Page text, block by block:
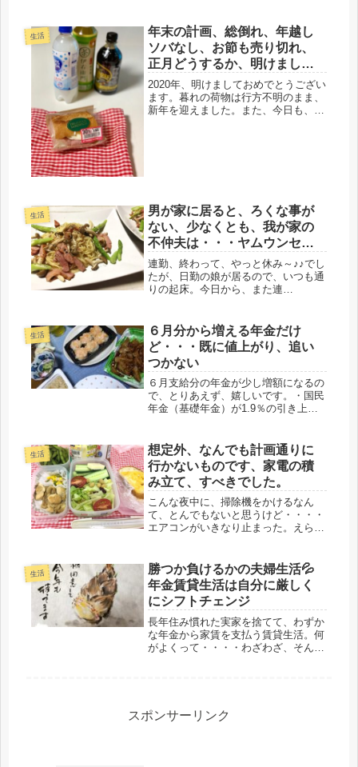
シートの確認をすると・・・・な、な
んと！蓬莱の冷凍豚まんが、驚異の
68...
生活
年末の計画、総倒れ、年越し
ソバなし、お節も売り切れ、
正月どうするか、明けまして
おめでとうございます。
2020年、明けましておめでとうござい
ます。暮れの荷物は行方不明のまま、
新年を迎えました。また、今日も、そ
生活
男が家に居ると、ろくな事が
ない、少なくとも、我が家の
不仲夫は・・・ヤムウンセ
ン、パスタ旨しｗｗ
連勤、終わって、やっと休み～♪♪でし
たが、日勤の娘が居るので、いつも通
りの起床。今日から、また連
は、おもいきり昼寝しよう計画、を立
てました。カーブスは却下。そう意地
になっ...
生活
６月分から増える年金だけ
ど・・・既に値上がり、追い
つかない
６月支給分の年金が少し増額になるの
で、とりあえず、嬉しいです。・国民
年金（基礎年金）が1.9％の引き上
ケースとは異なり、一人分なので、多
分、2000円くらいかな？と予想して
い...
生活
想定外、なんでも計画通りに
行かないものです、家電の積
み立て、すべきでした。
こんな夜中に、掃除機をかけるなん
て、とんでもないと思うけど・・・・
エアコンがいきなり止まった。えらい
に、勝手に切れている。長らく、掃除
をしていないから？スイッチをポチポ
チ...
生活
勝つか負けるかの夫婦生活💦
年金賃貸生活は自分に厳しく
にシフトチェンジ
長年住み慣れた実家を捨てて、わずか
な年金から家賃を支払う賃貸生活。何
がよくって・・・・わざわざ、そんな
っ...
スポンサーリンク